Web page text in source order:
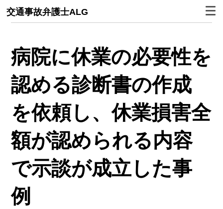
交通事故弁護士ALG
病院に休業の必要性を
認める診断書の作成
を依頼し、休業損害全
額が認められる内容
で示談が成立した事
例